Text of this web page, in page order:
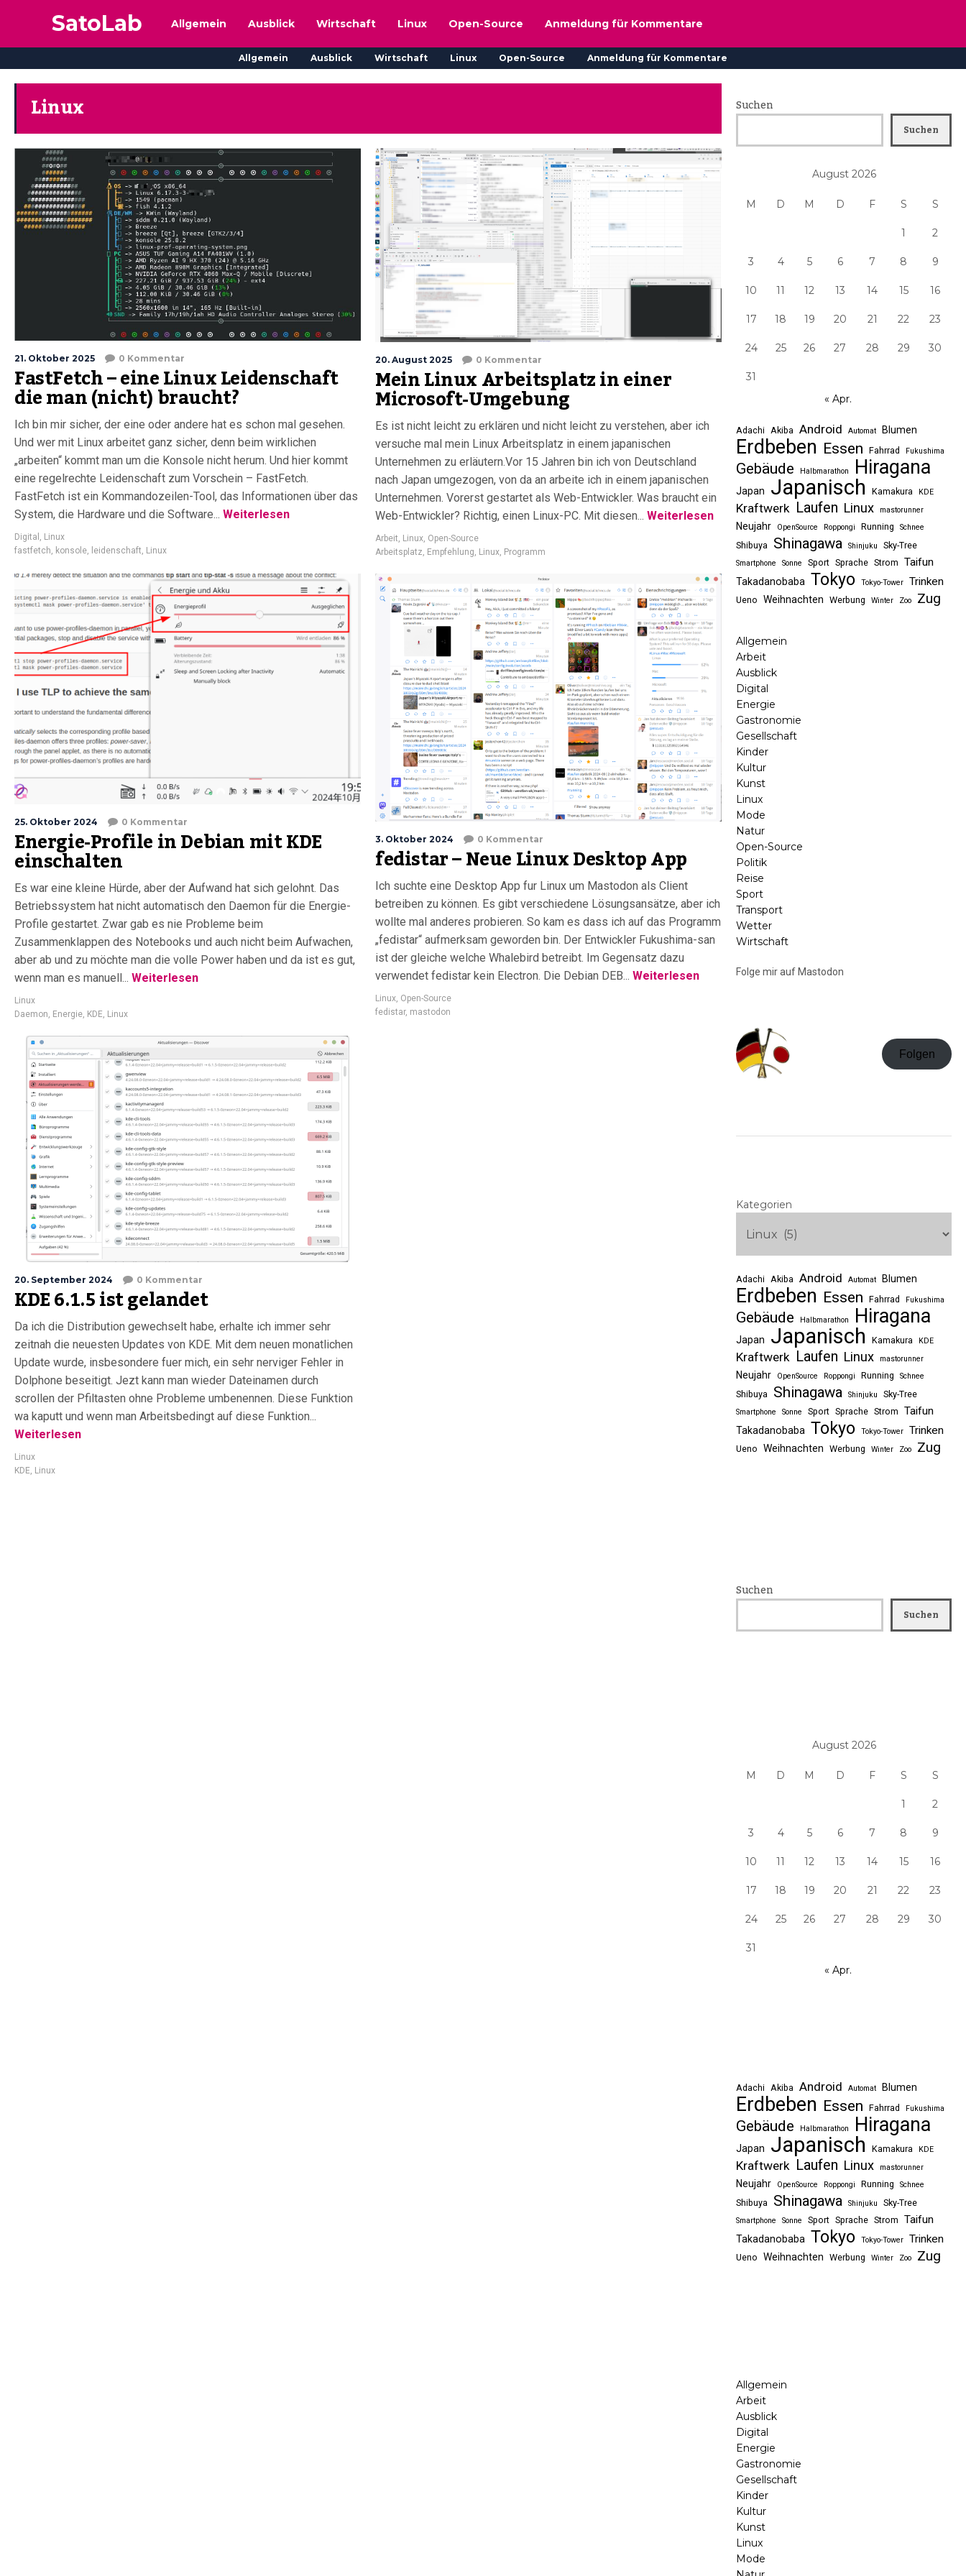
SatoLab Allgemein Ausblick Wirtschaft Linux Open-Source Anmeldung für Kommentare
Allgemein Ausblick Wirtschaft Linux Open-Source Anmeldung für Kommentare
Linux
21. Oktober 2025 0 Kommentar
FastFetch – eine Linux Leidenschaft
die man (nicht) braucht?
Ich bin mir sicher, der eine oder andere hat es schon mal gesehen.
Und wer mit Linux arbeitet ganz sicher, denn beim wirklichen
„arbeiten“ kommt man um die Konsole nicht herum. Und hier kommt
eine regelrechte Leidenschaft zum Vorschein – FastFetch.
FastFetch ist ein Kommandozeilen-Tool, das Informationen über das
System, die Hardware und die Software... Weiterlesen
Digital , Linux
fastfetch, konsole, leidenschaft, Linux
20. August 2025 0 Kommentar
Mein Linux Arbeitsplatz in einer
Microsoft-Umgebung
Es ist nicht leicht zu erklären und nicht leicht zu verstehen, aber ich
versuche mal mein Linux Arbeitsplatz in einem japanischen
Unternehmen zu erläutern.Vor 15 Jahren bin ich von Deutschland
nach Japan umgezogen, von da an arbeite ich in einem japanischen
Unternehmen. Vorerst gestartet als Web-Entwickler. Was braucht ein
Web-Entwickler? Richtig, einen Linux-PC. Mit diesen... Weiterlesen
Arbeit, Linux, Open-Source
Arbeitsplatz, Empfehlung, Linux, Programm
25. Oktober 2024 0 Kommentar
Energie-Profile in Debian mit KDE
einschalten
Es war eine kleine Hürde, aber der Aufwand hat sich gelohnt. Das
Betriebssystem hat nicht automatisch den Daemon für die Energie-
Profile gestartet. Zwar gab es nie Probleme beim
Zusammenklappen des Notebooks und auch nicht beim Aufwachen,
aber ab und zu möchte man die volle Power haben und da ist es gut,
wenn man es manuell... Weiterlesen
Linux
Daemon, Energie, KDE, Linux
3. Oktober 2024 0 Kommentar
fedistar – Neue Linux Desktop App
Ich suchte eine Desktop App fur Linux um Mastodon als Client
betreiben zu können. Es gibt verschiedene Lösungsansätze, aber ich
wollte mal anderes probieren. So kam es dass ich auf das Programm
„fedistar“ aufmerksam geworden bin. Der Entwickler Fukushima-san
ist der gleiche welche Whalebird betreibt. Im Gegensatz dazu
verwendet fedistar kein Electron. Die Debian DEB... Weiterlesen
Linux Open-Source
fedistar, mastodon
20. September 2024 0 Kommentar
KDE 6.1.5 ist gelandet
Da ich die Distribution gewechselt habe, erhalte ich immer sehr
zeitnah die neuesten Updates von KDE. Mit dem neuen monatlichen
Update wurde, insbesondere fuer mich, ein sehr nerviger Fehler in
Dolphone beseitigt. Jezt kann man wieder Dateinamen durch
scrollen der Pfiltasten ohne Probleme umbenennen. Diese Funktion
wa kaputt und wenn man Arbeitsbedingt auf diese Funktion...
Weiterlesen
Linux
KDE, Linux
Suchen
Suchen
August 2026
M D M D F S S
1 2
3 4 5 6 7 8 9
10 11 12 13 14 15 16
17 18 19 20 21 22 23
24 25 26 27 28 29 30
31
« Apr.
Adachi Akiba Android Automat Blumen
Erdbeben Essen Fahrrad Fukushima
Gebäude Halbmarathon Hiragana
Japan Japanisch Kamakura KDE
Kraftwerk Laufen Linux mastorunner
Neujahr OpenSource Roppongi Running Schnee
Shibuya Shinagawa Shinjuku Sky-Tree
Smartphone Sonne Sport Sprache Strom Taifun
Takadanobaba Tokyo Tokyo-Tower Trinken
Ueno Weihnachten Werbung Winter Zoo Zug
Allgemein
Arbeit
Ausblick
Digital
Energie
Gastronomie
Gesellschaft
Kinder
Kultur
Kunst
Linux
Mode
Natur
Open-Source
Politik
Reise
Sport
Transport
Wetter
Wirtschaft
Folge mir auf Mastodon
Folgen
Kategorien
Adachi Akiba Android Automat Blumen
Erdbeben Essen Fahrrad Fukushima
Gebäude Halbmarathon Hiragana
Japan Japanisch Kamakura KDE
Kraftwerk Laufen Linux mastorunner
Neujahr OpenSource Roppongi Running Schnee
Shibuya Shinagawa Shinjuku Sky-Tree
Smartphone Sonne Sport Sprache Strom Taifun
Takadanobaba Tokyo Tokyo-Tower Trinken
Ueno Weihnachten Werbung Winter Zoo Zug
Suchen
Suchen
August 2026
M D M D F S S
1 2
3 4 5 6 7 8 9
10 11 12 13 14 15 16
17 18 19 20 21 22 23
24 25 26 27 28 29 30
31
« Apr.
Adachi Akiba Android Automat Blumen
Erdbeben Essen Fahrrad Fukushima
Gebäude Halbmarathon Hiragana
Japan Japanisch Kamakura KDE
Kraftwerk Laufen Linux mastorunner
Neujahr OpenSource Roppongi Running Schnee
Shibuya Shinagawa Shinjuku Sky-Tree
Smartphone Sonne Sport Sprache Strom Taifun
Takadanobaba Tokyo Tokyo-Tower Trinken
Ueno Weihnachten Werbung Winter Zoo Zug
Allgemein
Arbeit
Ausblick
Digital
Energie
Gastronomie
Gesellschaft
Kinder
Kultur
Kunst
Linux
Mode